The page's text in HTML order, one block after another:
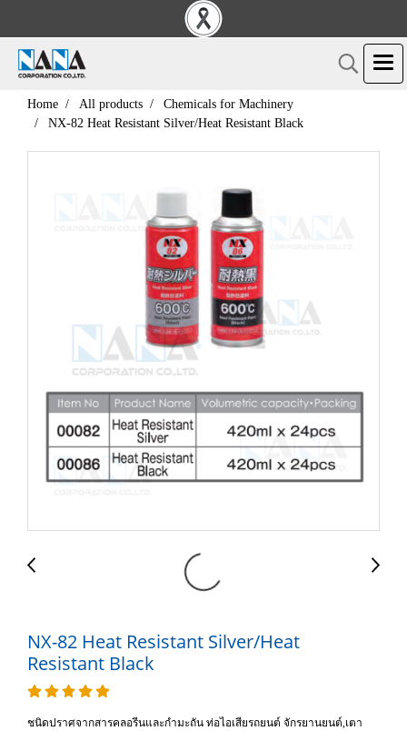
Home All products
Chemicals for Machinery
NX-82 Heat Resistant Silver/Heat Resistant Black
NX-82 Heat Resistant Silver/Heat
Resistant Black
ชนิดปราศจากสารคลอรีนและกำมะถัน ท่อไอเสียรถยนต์ จักรยานยนต์,เตา